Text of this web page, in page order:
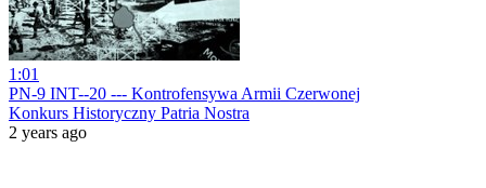
1:01
PN-9 INT--20 --- Kontrofensywa Armii Czerwonej
Konkurs Historyczny Patria Nostra
2 years ago